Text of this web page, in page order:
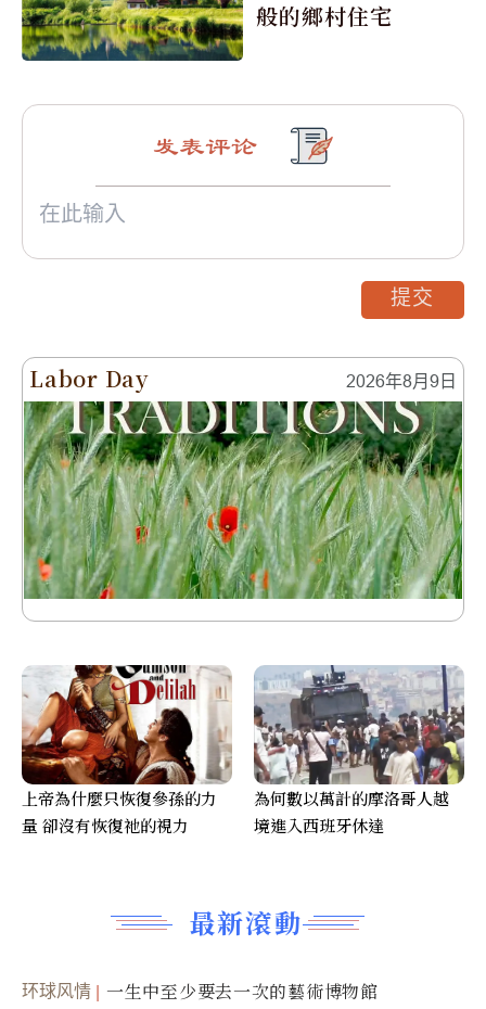
般的鄉村住宅
Labor Day 2026年8月9日
最新滾動
环球风情 一生中至少要去一次的藝術博物館
发表评论
提交
上帝為什麼只恢復參孫的力
量 卻沒有恢復祂的視力
為何數以萬計的摩洛哥人越
境進入西班牙休達